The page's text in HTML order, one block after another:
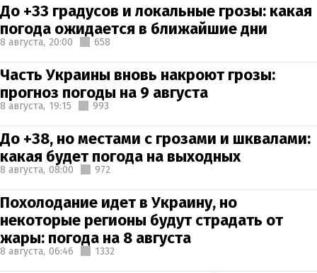
До +33 градусов и локальные грозы: какая
погода ожидается в ближайшие дни
8 августа, 20:00 658
Часть Украины вновь накроют грозы:
прогноз погоды на 9 августа
8 августа, 19:15 993
До +38, но местами с грозами и шквалами:
какая будет погода на выходных
8 августа, 08:00 972
Похолодание идет в Украину, но
некоторые регионы будут страдать от
жары: погода на 8 августа
8 августа, 06:46 1332